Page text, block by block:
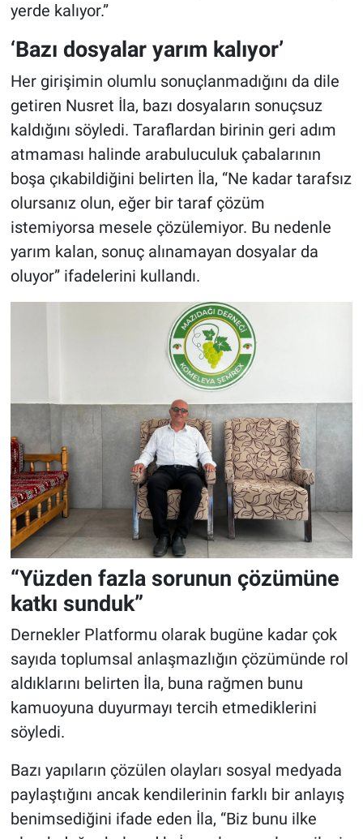
yerde kalıyor.”
‘Bazı dosyalar yarım kalıyor’
Her girişimin olumlu sonuçlanmadığını da dile
getiren Nusret İla, bazı dosyaların sonuçsuz
kaldığını söyledi. Taraflardan birinin geri adım
atmaması halinde arabuluculuk çabalarının
boşa çıkabildiğini belirten İla, “Ne kadar tarafsız
olursanız olun, eğer bir taraf çözüm
istemiyorsa mesele çözülemiyor. Bu nedenle
yarım kalan, sonuç alınamayan dosyalar da
oluyor” ifadelerini kullandı.
“Yüzden fazla sorunun çözümüne
katkı sunduk”
Dernekler Platformu olarak bugüne kadar çok
sayıda toplumsal anlaşmazlığın çözümünde rol
aldıklarını belirten İla, buna rağmen bunu
kamuoyuna duyurmayı tercih etmediklerini
söyledi.
Bazı yapıların çözülen olayları sosyal medyada
paylaştığını ancak kendilerinin farklı bir anlayış
benimsediğini ifade eden İla, “Biz bunu ilke